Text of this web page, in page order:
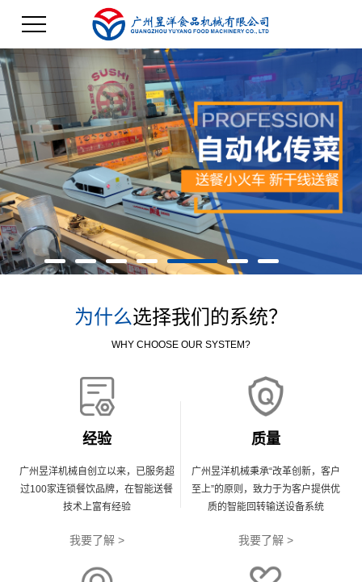
为什么选择我们的系统？
WHY CHOOSE OUR SYSTEM?
经验
广州昱洋机械自创立以来，已服务超
过100家连锁餐饮品牌，在智能送餐
技术上富有经验
我要了解 >
质量
广州昱洋机械秉承“改革创新，客户
至上”的原则，致力于为客户提供优
质的智能回转输送设备系统
我要了解 >